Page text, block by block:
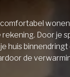
wonen
Door je
huis binnendringt
de